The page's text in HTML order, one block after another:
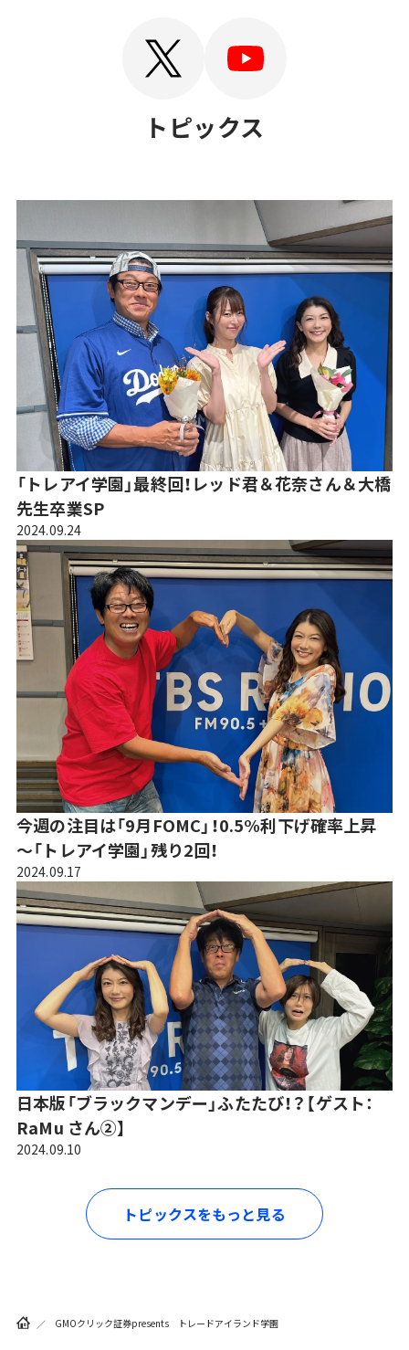
トピックス
TOPICS
「トレアイ学園」最終回！レッド君＆花奈さん＆大橋
先生卒業SP
2024.09.24
今週の注目は「9月FOMC」！0.5%利下げ確率上昇
～「トレアイ学園」残り2回！
2024.09.17
日本版「ブラックマンデー」ふたたび！？【ゲスト：
RaMu さん②】
2024.09.10
トピックスをもっと見る
GMOクリック証券presents トレードアイランド学園